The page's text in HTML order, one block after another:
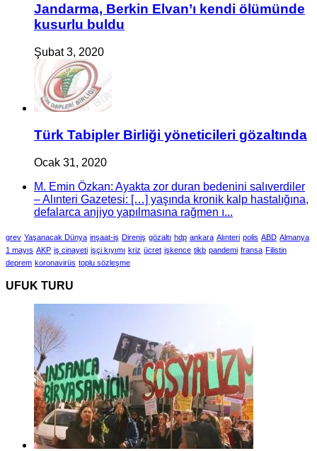
Jandarma, Berkin Elvan’ı kendi ölümünde
kusurlu buldu
Şubat 3, 2020
Türk Tabipler Birliği yöneticileri gözaltında
Ocak 31, 2020
M. Emin Özkan: Ayakta zor duran bedenini salıverdiler
– Alınteri Gazetesi: […] yaşında kronik kalp hastalığına,
defalarca anjiyo yapılmasına rağmen ı...
grev Yaşanacak Dünya inşaat-iş Direniş gözaltı hdp ankara Alınteri polis ABD Almanya
1 mayıs AKP iş cinayeti işçi kıyımı kriz ücret işkence tikb pandemi fransa Filistin
deprem koronavirüs toplu sözleşme
UFUK TURU